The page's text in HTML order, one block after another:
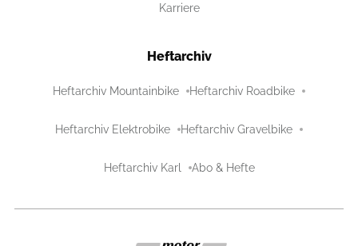
Karriere
Heftarchiv
Heftarchiv Mountainbike Heftarchiv Roadbike
Heftarchiv Elektrobike Heftarchiv Gravelbike
Heftarchiv Karl Abo & Hefte